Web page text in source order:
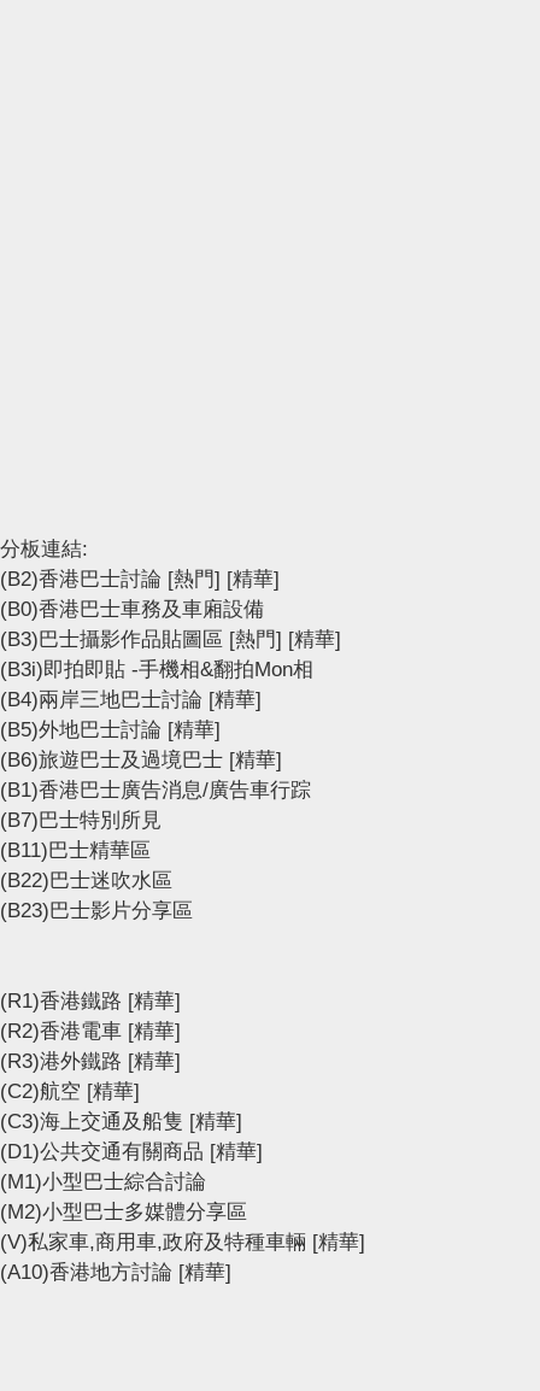
分板連結:
(B2)香港巴士討論 [熱門] [精華]
(B0)香港巴士車務及車廂設備
(B3)巴士攝影作品貼圖區 [熱門] [精華]
(B3i)即拍即貼 -手機相&翻拍Mon相
(B4)兩岸三地巴士討論 [精華]
(B5)外地巴士討論 [精華]
(B6)旅遊巴士及過境巴士 [精華]
(B1)香港巴士廣告消息/廣告車行踪
(B7)巴士特別所見
(B11)巴士精華區
(B22)巴士迷吹水區
(B23)巴士影片分享區
(R1)香港鐵路 [精華]
(R2)香港電車 [精華]
(R3)港外鐵路 [精華]
(C2)航空 [精華]
(C3)海上交通及船隻 [精華]
(D1)公共交通有關商品 [精華]
(M1)小型巴士綜合討論
(M2)小型巴士多媒體分享區
(V)私家車,商用車,政府及特種車輛 [精華]
(A10)香港地方討論 [精華]